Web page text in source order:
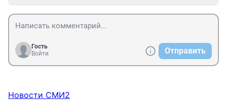
Гость
Войти
Отправить
Новости СМИ2